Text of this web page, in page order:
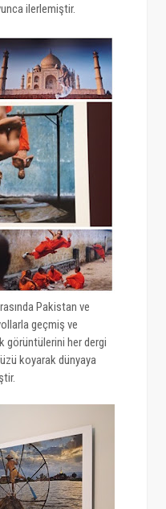
ilerlemiştir.
Pakistan ve
geçmiş ve
görüntülerini her dergi
koyarak dünyaya